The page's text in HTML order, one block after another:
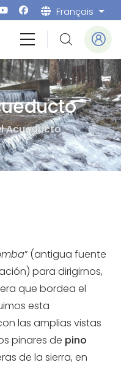
Français
Acueducto
” (antigua fuente
para dirigirnos,
que bordea el
esta
las amplias vistas
pinares de pino
de la sierra, en